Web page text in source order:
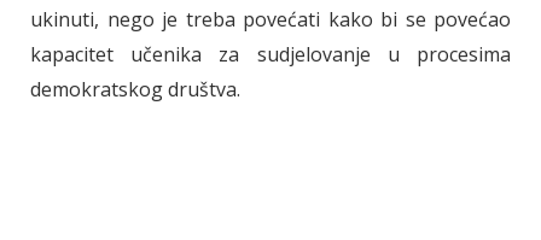
ukinuti, nego je treba povećati kako bi se povećao
kapacitet učenika za sudjelovanje u procesima
demokratskog društva.